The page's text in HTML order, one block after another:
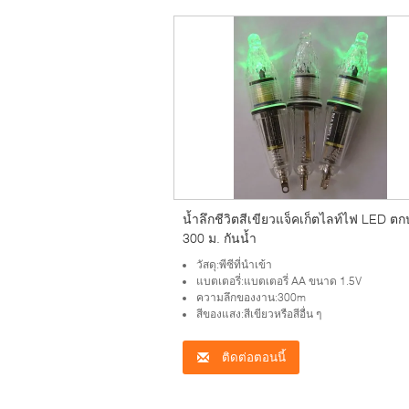
น้ำลึกชีวิตสีเขียวแจ็คเก็ตไลท์ไฟ LED ต
300 ม. กันน้ำ
วัสดุ:พีซีที่นำเข้า
แบตเตอรี่:แบตเตอรี่ AA ขนาด 1.5V
ความลึกของงาน:300m
สีของแสง:สีเขียวหรือสีอื่น ๆ
ติดต่อตอนนี้